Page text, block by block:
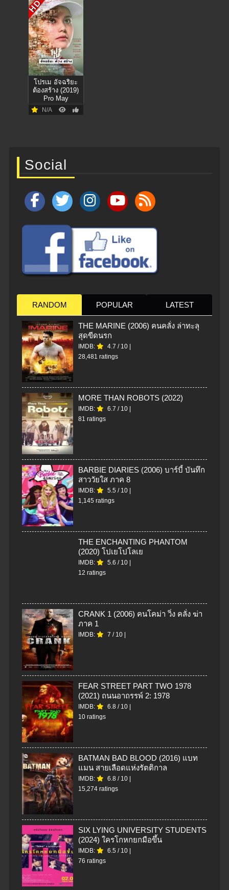
HD
โปรเม อัจฉริยะ
ต้องสร้าง (2019)
Pro May
N/A
Social
RANDOM POPULAR LATEST
THE MARINE (2006) คนคลั่ง ล่าทะลุ
สุดขีดนรก
IMDB: 4.7 / 10 |
28,481 ratings
MORE THAN ROBOTS (2022)
IMDB: 6.7 / 10 |
81 ratings
BARBIE DIARIES (2006) บาร์บี้ บันทึก
สาววัยใส ภาค 8
IMDB: 5.5 / 10 |
1,145 ratings
THE ENCHANTING PHANTOM
(2020) โปเยโปโลเย
IMDB: 5.6 / 10 |
12 ratings
CRANK 1 (2006) คนโคม่า วิ่ง คลั่ง ฆ่า
ภาค 1
IMDB: 7 / 10 |
FEAR STREET PART TWO 1978
(2021) ถนนอาถรรพ์ 2: 1978
IMDB: 6.8 / 10 |
10 ratings
BATMAN BAD BLOOD (2016) แบท
แมน สายเลือดแห่งรัตติกาล
IMDB: 6.8 / 10 |
15,274 ratings
SIX LYING UNIVERSITY STUDENTS
(2024) ใครโกหกยกมือขึ้น
IMDB: 6.5 / 10 |
76 ratings